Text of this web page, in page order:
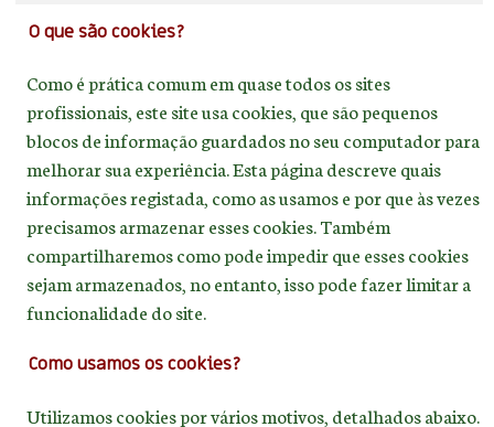
O que são cookies?
Como é prática comum em quase todos os sites
profissionais, este site usa cookies, que são pequenos
blocos de informação guardados no seu computador para
melhorar sua experiência. Esta página descreve quais
informações registada, como as usamos e por que às vezes
precisamos armazenar esses cookies. Também
compartilharemos como pode impedir que esses cookies
sejam armazenados, no entanto, isso pode fazer limitar a
funcionalidade do site.
Como usamos os cookies?
Utilizamos cookies por vários motivos, detalhados abaixo.